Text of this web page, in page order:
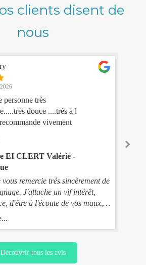
clients disent de
nous
personne très
douce ....très à l
vivement
EI CLERT Valérie -
remercie trés sincèrement de
J'attache un vif intérêt,
d'être à l'écoute de vos maux,
ce qui me permet
Découvrir tous les avis